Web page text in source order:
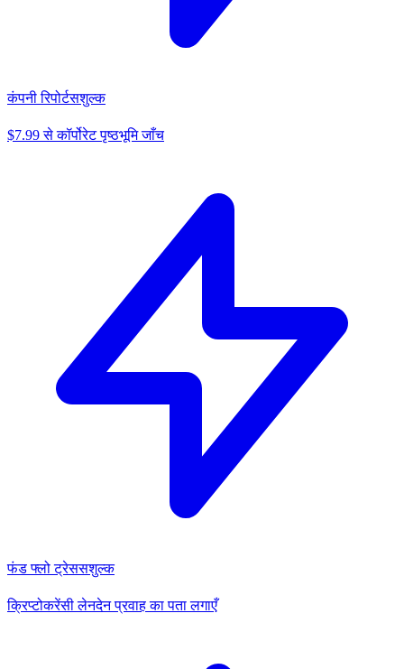
कंपनी रिपोर्टसशुल्क
$7.99 से कॉर्पोरेट पृष्ठभूमि जाँच
फंड फ्लो ट्रेससशुल्क
क्रिप्टोकरेंसी लेनदेन प्रवाह का पता लगाएँ